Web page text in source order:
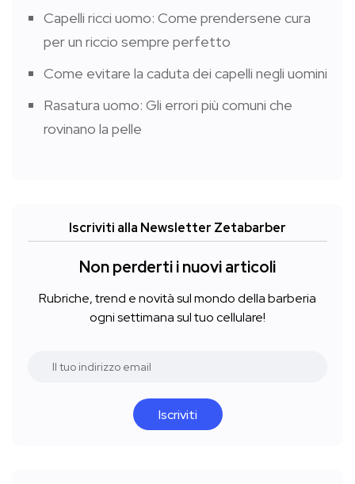
Capelli ricci uomo: Come prendersene cura
per un riccio sempre perfetto
Come evitare la caduta dei capelli negli uomini
Rasatura uomo: Gli errori più comuni che
rovinano la pelle
Iscriviti alla Newsletter Zetabarber
Non perderti i nuovi articoli
Rubriche, trend e novità sul mondo della barberia
ogni settimana sul tuo cellulare!
Iscriviti